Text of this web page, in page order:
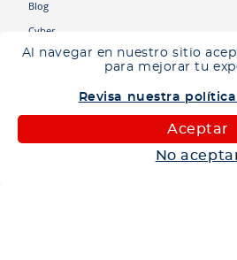
Al navegar en nuestro sitio
para mejorar tu
Revisa nuestra
Aceptar
No
Blog
Cyber